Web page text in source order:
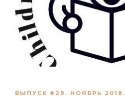
ВЫПУСК #29. НОЯБРЬ 2018.